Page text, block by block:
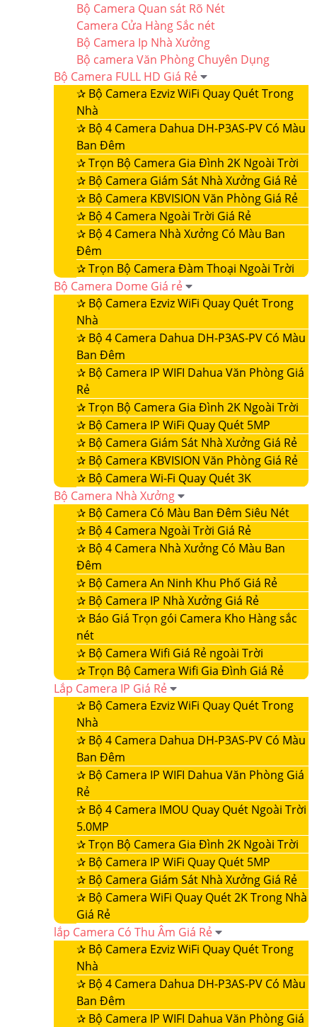
Bộ Camera Quan sát Rõ Nét
Camera Cửa Hàng Sắc nét
Bộ Camera Ip Nhà Xưởng
Bộ camera Văn Phòng Chuyên Dụng
Bộ Camera FULL HD Giá Rẻ
✰ Bộ Camera Ezviz WiFi Quay Quét Trong
Nhà
✰ Bộ 4 Camera Dahua DH-P3AS-PV Có Màu
Ban Đêm
✰Trọn Bộ Camera Gia Đình 2K Ngoài Trời
✰ Bộ Camera Giám Sát Nhà Xưởng Giá Rẻ
✰ Bộ Camera KBVISION Văn Phòng Giá Rẻ
✰ Bộ 4 Camera Ngoài Trời Giá Rẻ
✰ Bộ 4 Camera Nhà Xưởng Có Màu Ban
Đêm
✰Trọn Bộ Camera Đàm Thoại Ngoài Trời
Bộ Camera Dome Giá rẻ
✰ Bộ Camera Ezviz WiFi Quay Quét Trong
Nhà
✰ Bộ 4 Camera Dahua DH-P3AS-PV Có Màu
Ban Đêm
✰ Bộ Camera IP WIFI Dahua Văn Phòng Giá
Rẻ
✰Trọn Bộ Camera Gia Đình 2K Ngoài Trời
✰ Bộ Camera IP WiFi Quay Quét 5MP
✰ Bộ Camera Giám Sát Nhà Xưởng Giá Rẻ
✰ Bộ Camera KBVISION Văn Phòng Giá Rẻ
✰ Bộ Camera Wi-Fi Quay Quét 3K
Bộ Camera Nhà Xưởng
✰ Bộ Camera Có Màu Ban Đêm Siêu Nét
✰ Bộ 4 Camera Ngoài Trời Giá Rẻ
✰ Bộ 4 Camera Nhà Xưởng Có Màu Ban
Đêm
✰ Bộ Camera An Ninh Khu Phố Giá Rẻ
✰ Bộ Camera IP Nhà Xưởng Giá Rẻ
✰ Báo Giá Trọn gói Camera Kho Hàng sắc
nét
✰ Bộ Camera Wifi Giá Rẻ ngoài Trời
✰Trọn Bộ Camera Wifi Gia Đình Giá Rẻ
Lắp Camera IP Giá Rẻ
✰ Bộ Camera Ezviz WiFi Quay Quét Trong
Nhà
✰ Bộ 4 Camera Dahua DH-P3AS-PV Có Màu
Ban Đêm
✰ Bộ Camera IP WIFI Dahua Văn Phòng Giá
Rẻ
✰ Bộ 4 Camera IMOU Quay Quét Ngoài Trời
5.0MP
✰Trọn Bộ Camera Gia Đình 2K Ngoài Trời
✰ Bộ Camera IP WiFi Quay Quét 5MP
✰ Bộ Camera Giám Sát Nhà Xưởng Giá Rẻ
✰ Bộ Camera WiFi Quay Quét 2K Trong Nhà
Giá Rẻ
lắp Camera Có Thu Âm Giá Rẻ
✰ Bộ Camera Ezviz WiFi Quay Quét Trong
Nhà
✰ Bộ 4 Camera Dahua DH-P3AS-PV Có Màu
Ban Đêm
✰ Bộ Camera IP WIFI Dahua Văn Phòng Giá